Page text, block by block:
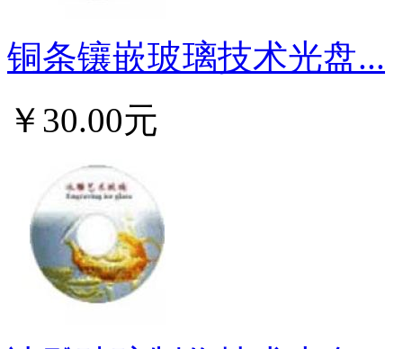
铜条镶嵌玻璃技术光盘...
￥30.00元